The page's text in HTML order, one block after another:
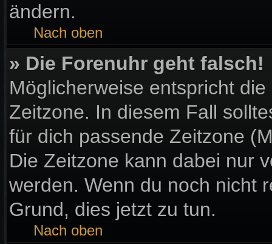
ändern.
Nach oben
» Die Forenuhr geht falsch!
Möglicherweise entspricht
Zeitzone. In diesem Fall
für dich passende Zeitzone
Die Zeitzone kann dabei nur
werden. Wenn du noch nicht
Grund, dies jetzt zu tun.
Nach oben